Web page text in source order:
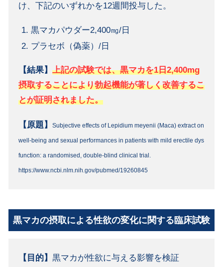
け、下記のいずれかを12週間投与した。
黒マカパウダー2,400㎎/日
プラセボ（偽薬）/日
【結果】 上記の試験では、黒マカを1日2,400mg
摂取することにより勃起機能が著しく改善するこ
とが証明されました。
【原題】 Subjective effects of Lepidium meyenii (Maca) extract on
well-being and sexual performances in patients with mild erectile dys
function: a randomised, double-blind clinical trial.
https://www.ncbi.nlm.nih.gov/pubmed/19260845
黒マカの摂取による性欲の変化に関する臨床試験
【目的】 黒マカが性欲に与える影響を検証